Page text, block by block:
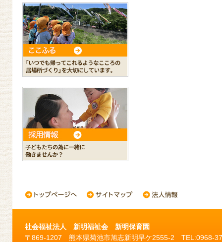
社会福祉法人 新明福祉会 新明保育園
〒869-1207 熊本県菊池市旭志新明早ケ2555-2 TEL:0968-